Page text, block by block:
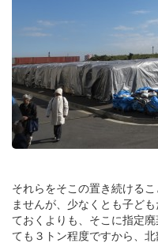
それらをそこの置き続ける
ませんが、少なくとも子ど
ておくよりも、そこに指定
ても３トン程度ですから、